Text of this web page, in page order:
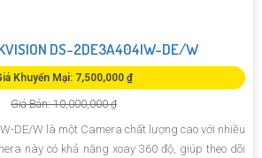
DS-2DE3A404IW-DE/W
Khuyến Mại: 7,500,000 ₫
Giá Bán: 10,000,000 ₫
DE/W là một Camera chất lượng cao với nhiều
này có khả năng xoay 360 độ, giúp theo dõi